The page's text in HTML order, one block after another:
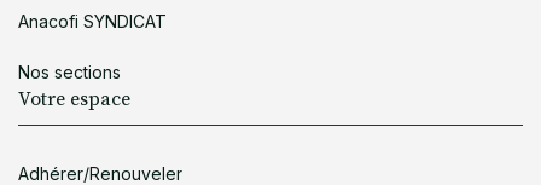
Anacofi SYNDICAT
Nos sections
Votre espace
Adhérer/Renouveler